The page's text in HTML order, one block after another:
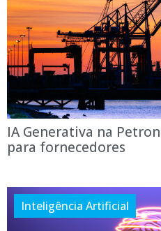
IA Generativa na
para fornecedores
Inteligência Artificial